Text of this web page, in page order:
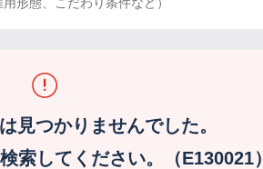
見つかりませんでした。
索してください。（E130021）